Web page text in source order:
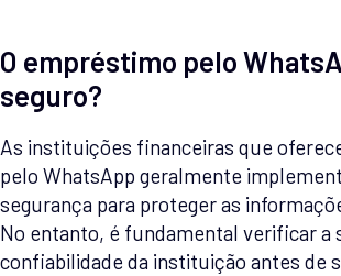
O empréstimo pelo
seguro?
As instituições financeiras que
pelo WhatsApp geralmente
segurança para proteger as
No entanto, é fundamental verificar a
confiabilidade da instituição antes de